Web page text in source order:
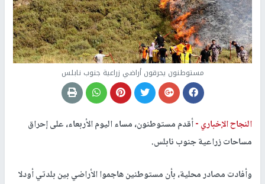
مستوطنون يحرقون أراضي زراعية جنوب نابلس
النجاح الإخباري -أقدم مستوطنون، مساء اليوم الأربعاء، على إحراق
مساحات زراعية جنوب نابلس.
وأفادت مصادر محلية، بأن مستوطنين هاجموا الأراضي بين بلدتي أودلا